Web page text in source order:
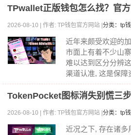
TPwallet正版钱包怎么找？官
2026-08-10 | 作者: TP钱包官方网站 | 分类：tp
近年来颇受欢迎的
市面上有着不少山
难以达到区分分辨
渠道认准, 这是保障
TokenPocket图标消失别慌三
2026-08-10 | 作者: TP钱包官方网站 | 分类：tp
近况之下, 存在诸多